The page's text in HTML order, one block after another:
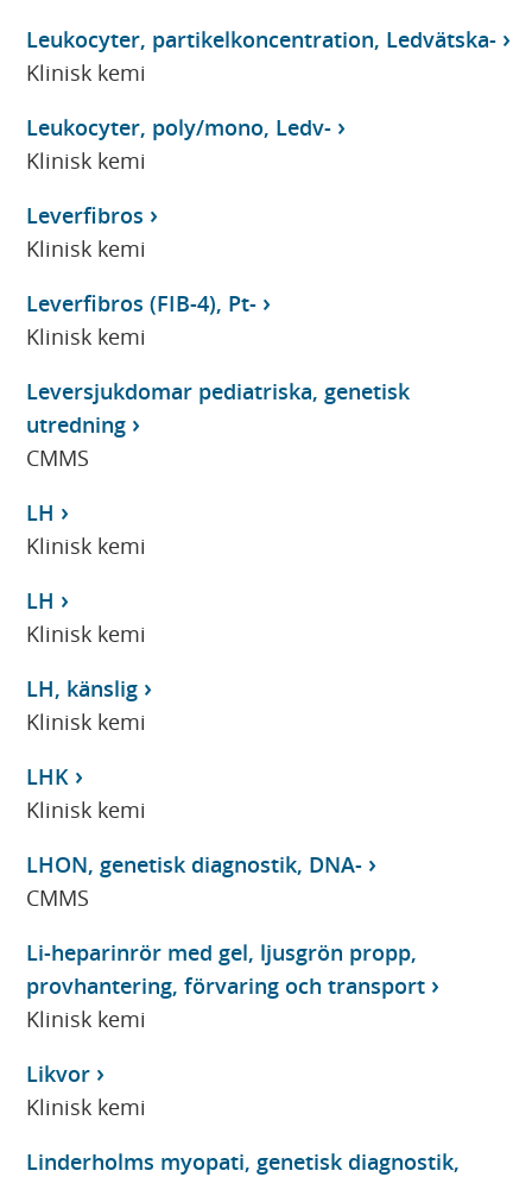
Leukocyter, partikelkoncentration, Ledvätska-
Klinisk kemi
Leukocyter, poly/mono, Ledv-
Klinisk kemi
Leverfibros
Klinisk kemi
Leverfibros (FIB-4), Pt-
Klinisk kemi
Leversjukdomar pediatriska, genetisk
utredning
CMMS
LH
Klinisk kemi
LH
Klinisk kemi
LH, känslig
Klinisk kemi
LHK
Klinisk kemi
LHON, genetisk diagnostik, DNA-
CMMS
Li-heparinrör med gel, ljusgrön propp,
provhantering, förvaring och transport
Klinisk kemi
Likvor
Klinisk kemi
Linderholms myopati, genetisk diagnostik,